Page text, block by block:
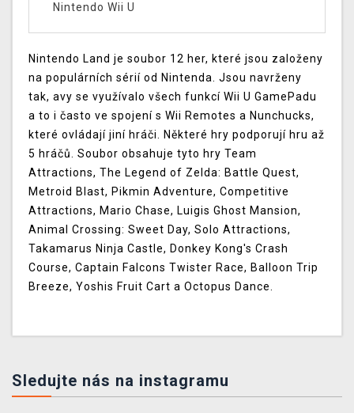
Nintendo Wii U
Nintendo Land je soubor 12 her, které jsou založeny
na populárních sérií od Nintenda. Jsou navrženy
tak, avy se využívalo všech funkcí Wii U GamePadu
a to i často ve spojení s Wii Remotes a Nunchucks,
které ovládají jiní hráči. Některé hry podporují hru až
5 hráčů. Soubor obsahuje tyto hry Team
Attractions, The Legend of Zelda: Battle Quest,
Metroid Blast, Pikmin Adventure, Competitive
Attractions, Mario Chase, Luigis Ghost Mansion,
Animal Crossing: Sweet Day, Solo Attractions,
Takamarus Ninja Castle, Donkey Kong's Crash
Course, Captain Falcons Twister Race, Balloon Trip
Breeze, Yoshis Fruit Cart a Octopus Dance.
Sledujte nás na instagramu